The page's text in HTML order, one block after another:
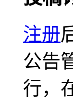
注册
公告
行，